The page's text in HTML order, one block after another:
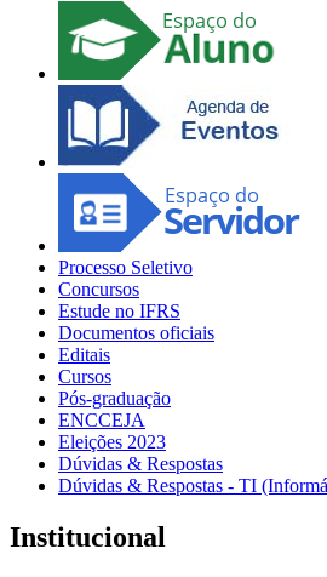
Processo Seletivo
Concursos
Estude no IFRS
Documentos oficiais
Editais
Cursos
Pós-graduação
ENCCEJA
Eleições 2023
Dúvidas & Respostas
Dúvidas & Respostas - TI
Institucional